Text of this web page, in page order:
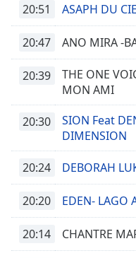
Caption
Area
Background
Color
Opacity
Font
Edge
Style
20:51 ASAPH DU
20:47 ANO MIRA -
20:39
THE ONE
MON AMI
20:30
SION Feat
DIMENSION
20:24 DEBORAH
20:20 EDEN- LAGO
20:14 CHANTRE